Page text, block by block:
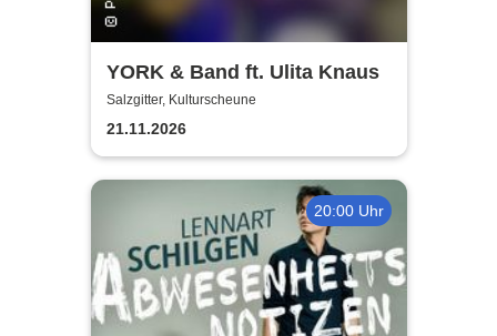
YORK & Band ft. Ulita Knaus
Salzgitter, Kulturscheune
21.11.2026
20:00 Uhr